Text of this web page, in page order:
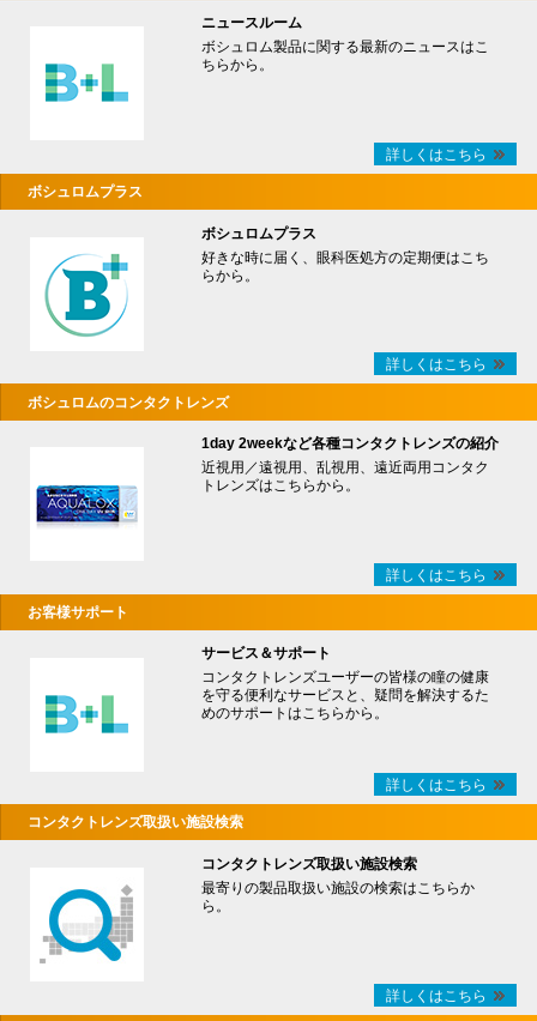
ニュースルーム
ボシュロム製品に関する最新のニュースはこ
ちらから。
詳しくはこちら
ボシュロムプラス
ボシュロムプラス
好きな時に届く、眼科医処方の定期便はこち
らから。
詳しくはこちら
ボシュロムのコンタクトレンズ
1day 2weekなど各種コンタクトレンズの紹介
近視用／遠視用、乱視用、遠近両用コンタク
トレンズはこちらから。
詳しくはこちら
お客様サポート
サービス＆サポート
コンタクトレンズユーザーの皆様の瞳の健康
を守る便利なサービスと、疑問を解決するた
めのサポートはこちらから。
詳しくはこちら
コンタクトレンズ取扱い施設検索
コンタクトレンズ取扱い施設検索
最寄りの製品取扱い施設の検索はこちらか
ら。
詳しくはこちら